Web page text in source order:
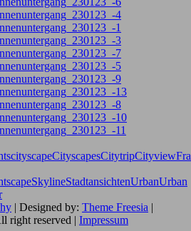
cityscapeCityscapesCitytripCityview
SkylineStadtansichtenUrbanUrban
| Designed by: Theme Freesia |
right reserved | Impressum